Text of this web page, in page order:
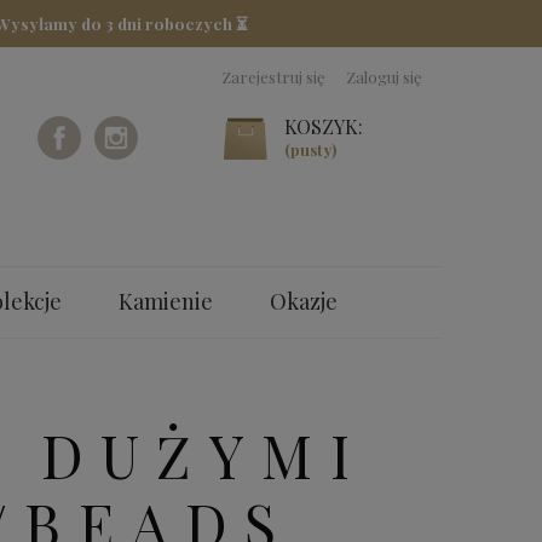
do 3 dni roboczych ⏳
Zarejestruj się Zaloguj się
KOSZYK:
(pusty)
Kamienie
Okazje
DUŻYMI